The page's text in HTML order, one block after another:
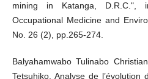
mining in Katanga, D.R.C.",
Occupational Medicine and
No. 26 (2), pp.265-274.
Balyahamwabo Tulinabo
Tetsuhiko. Analyse de